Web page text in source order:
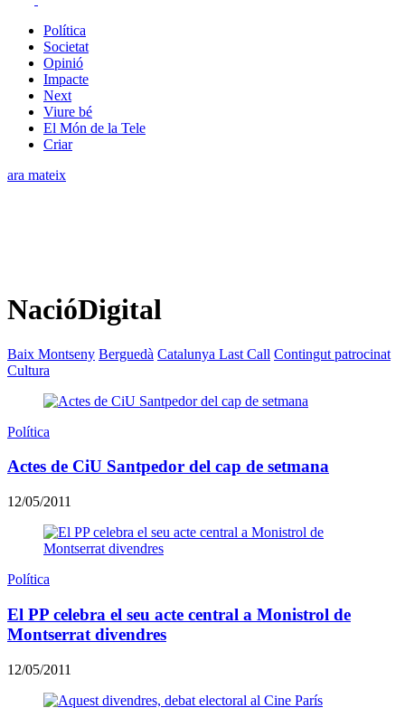
Política
Societat
Opinió
Impacte
Next
Viure bé
El Món de la Tele
Criar
ara mateix
NacióDigital
Baix Montseny Berguedà Catalunya Last Call Contingut patrocinat
Cultura
Política
Actes de CiU Santpedor del cap de setmana
12/05/2011
Política
El PP celebra el seu acte central a Monistrol de
Montserrat divendres
12/05/2011